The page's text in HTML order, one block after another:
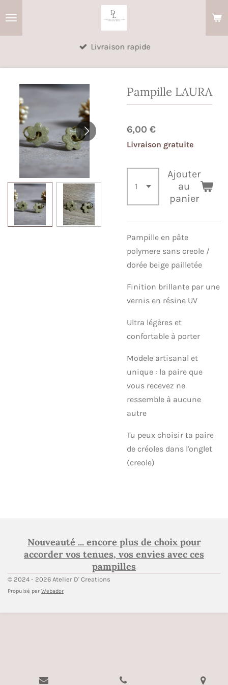
Livraison rapide
Pampille LAURA
6,00 €
Livraison gratuite
Ajouter
au
panier
Pampille en pâte
polymere sans creole /
dorée beige pailletée
Finition brillante par une
vernis en résine UV
Ultra légères et
confortable à porter
Modele artisanal et
unique : la paire que
vous recevez ne
ressemble à aucune
autre
Tu peux choisir ta paire
de créoles dans l'onglet
(creole)
Nouveauté ... encore plus de choix pour
accorder vos tenues, vos envies avec ces
pampilles
© 2024 - 2026 Atelier D' Creations
Propulsé par Webador